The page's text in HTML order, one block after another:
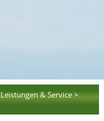
Leistungen & Service >